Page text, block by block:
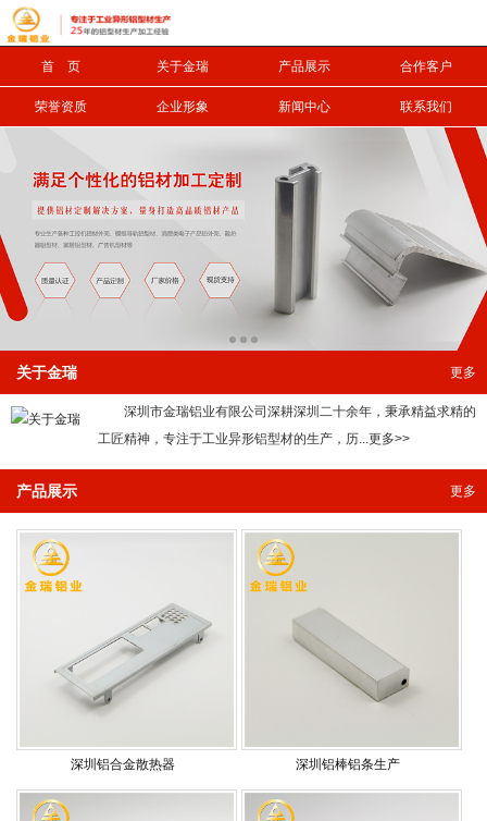
首 页 关于金瑞 产品展示 合作客户
荣誉资质 企业形象 新闻中心 联系我们
更多
关于金瑞
深圳市金瑞铝业有限公司深耕深圳二十余年，秉承精益求精的
工匠精神，专注于工业异形铝型材的生产，历...更多>>
更多
产品展示
深圳铝合金散热器 深圳铝棒铝条生产
信息搜索
搜索